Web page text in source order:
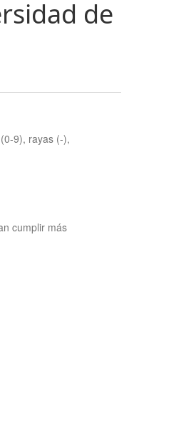
de
9), rayas (-),
cumplir más